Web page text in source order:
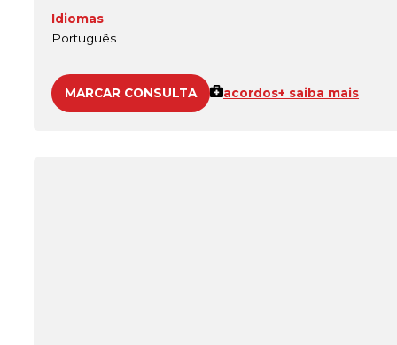
Idiomas
Português
MARCAR CONSULTA acordos+ saiba mais